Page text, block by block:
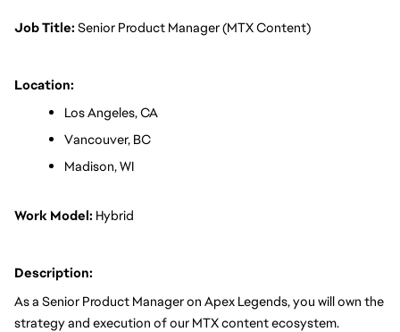
Job Title: Senior Product Manager (MTX Content)
Location:
Los Angeles, CA
Vancouver, BC
Madison, WI
Work Model: Hybrid
Description:
As a Senior Product Manager on Apex Legends, you will own the
strategy and execution of our MTX content ecosystem.